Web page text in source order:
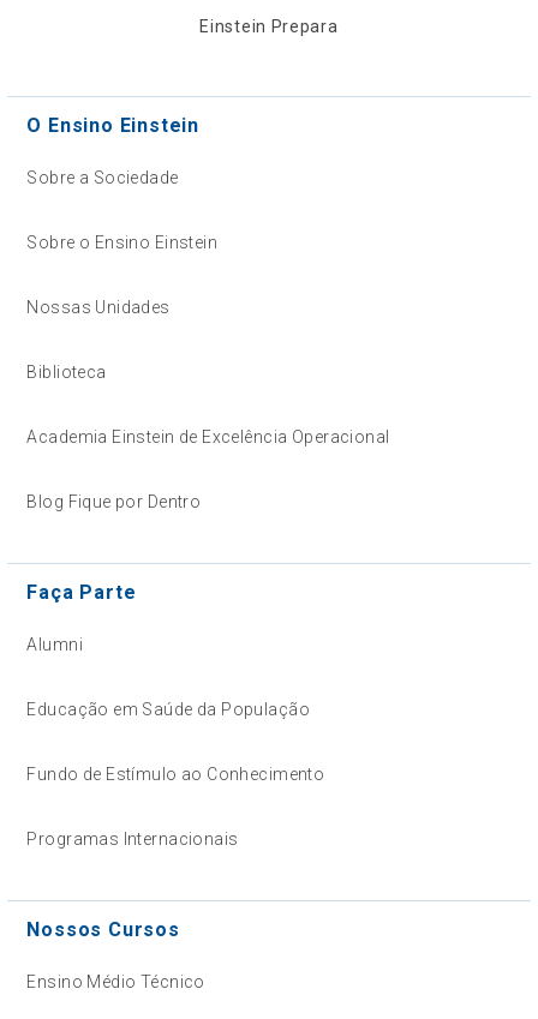
Einstein Prepara
O Ensino Einstein
Sobre a Sociedade
Sobre o Ensino Einstein
Nossas Unidades
Biblioteca
Academia Einstein de Excelência Operacional
Blog Fique por Dentro
Faça Parte
Alumni
Educação em Saúde da População
Fundo de Estímulo ao Conhecimento
Programas Internacionais
Nossos Cursos
Ensino Médio Técnico